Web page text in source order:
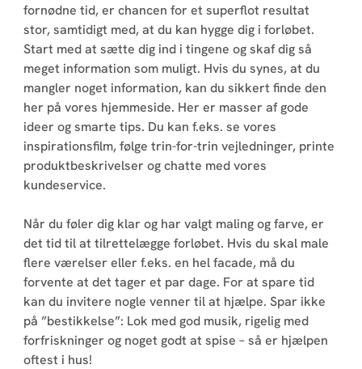
fornødne tid, er chancen for et superflot resultat
stor, samtidigt med, at du kan hygge dig i forløbet.
Start med at sætte dig ind i tingene og skaf dig så
meget information som muligt. Hvis du synes, at du
mangler noget information, kan du sikkert finde den
her på vores hjemmeside. Her er masser af gode
ideer og smarte tips. Du kan f.eks. se vores
inspirationsfilm, følge trin-for-trin vejledninger, printe
produktbeskrivelser og chatte med vores
kundeservice.
Når du føler dig klar og har valgt maling og farve, er
det tid til at tilrettelægge forløbet. Hvis du skal male
flere værelser eller f.eks. en hel facade, må du
forvente at det tager et par dage. For at spare tid
kan du invitere nogle venner til at hjælpe. Spar ikke
på ”bestikkelse”: Lok med god musik, rigelig med
forfriskninger og noget godt at spise – så er hjælpen
oftest i hus!